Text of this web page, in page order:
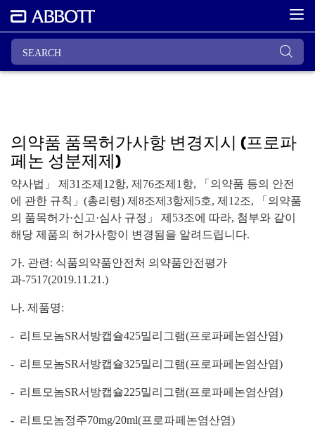
의약품 품목허가사항 변경지시 (프로파
페논 성분제제)
약사법」 제31조제12항, 제76조제1항, 「의약품 등의 안전
에 관한 규칙」(총리령) 제8조제3항제5호, 제12조, 「의약품
의 품목허가·신고·심사 규정」 제53조에 따라, 첨부와 같이
해당 제품의 허가사항이 변경됨을 알려드립니다.
가. 관련: 식품의약품안전처 의약품안전평가
과-7517(2019.11.21.)
나. 제품명:
- 리트모놈SR서방캡슐425밀리그램(프로파페논염산염)
- 리트모놈SR서방캡슐325밀리그램(프로파페논염산염)
- 리트모놈SR서방캡슐225밀리그램(프로파페논염산염)
- 리트모놈정주70mg/20ml(프로파페논염산염)